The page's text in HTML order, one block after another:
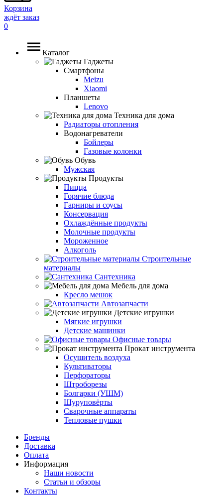
Корзина
ждёт заказ
0
Каталог
Гаджеты
Смартфоны
Meizu
Xiaomi
Планшеты
Lenovo
Техника для дома
Радиаторы отопления
Водонагреватели
Бойлеры
Газовые колонки
Обувь
Мужская
Продукты
Пицца
Горячие блюда
Гарниры и соусы
Консервация
Охлаждённые продукты
Молочные продукты
Мороженное
Алкоголь
Строительные
материалы
Сантехника
Мебель для дома
Кресло мешок
Автозапчасти
Детские игрушки
Мягкие игрушки
Детские машинки
Офисные товары
Прокат инструмента
Осушитель воздуха
Культиваторы
Перфораторы
Штроборезы
Болгарки (УШМ)
Шуруповёрты
Сварочные аппараты
Тепловые пушки
Бренды
Доставка
Оплата
Информация
Наши новости
Статьи и обзоры
Контакты